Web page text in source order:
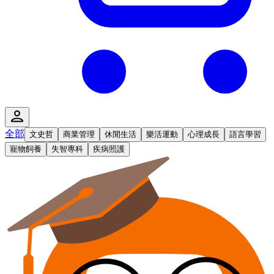
全部 文史哲 商業管理 休閒生活 樂活運動 心理成長
語言學習
寵物飼養
失智專科 疾病照護